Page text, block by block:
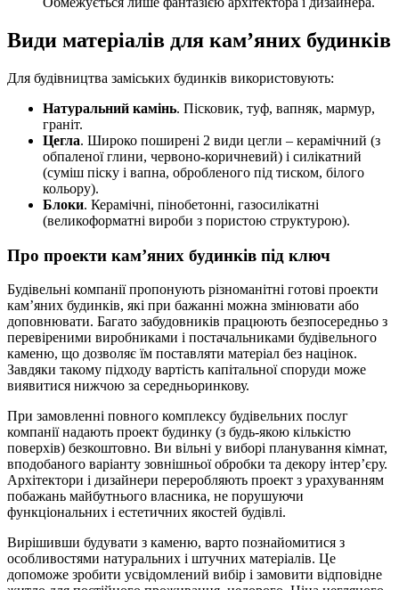
Види матеріалів для кам’яних будинків
Для будівництва заміських будинків використовують:
Натуральний камінь. Пісковик, туф, вапняк, мармур,
граніт.
Цегла. Широко поширені 2 види цегли – керамічний (з
обпаленої глини, червоно-коричневий) і силікатний
(суміш піску і вапна, обробленого під тиском, білого
кольору).
Блоки. Керамічні, пінобетонні, газосилікатні
(великоформатні вироби з пористою структурою).
Про проекти кам’яних будинків під ключ
Будівельні компанії пропонують різноманітні готові проекти
кам’яних будинків, які при бажанні можна змінювати або
доповнювати. Багато забудовників працюють безпосередньо з
перевіреними виробниками і постачальниками будівельного
каменю, що дозволяє їм поставляти матеріал без націнок.
Завдяки такому підходу вартість капітальної споруди може
виявитися нижчою за середньоринкову.
При замовленні повного комплексу будівельних послуг
компанії надають проект будинку (з будь-якою кількістю
поверхів) безкоштовно. Ви вільні у виборі планування кімнат,
вподобаного варіанту зовнішньої обробки та декору інтер’єру.
Архітектори і дизайнери переробляють проект з урахуванням
побажань майбутнього власника, не порушуючи
функціональних і естетичних якостей будівлі.
Вирішивши будувати з каменю, варто познайомитися з
особливостями натуральних і штучних матеріалів. Це
допоможе зробити усвідомлений вибір і замовити відповідне